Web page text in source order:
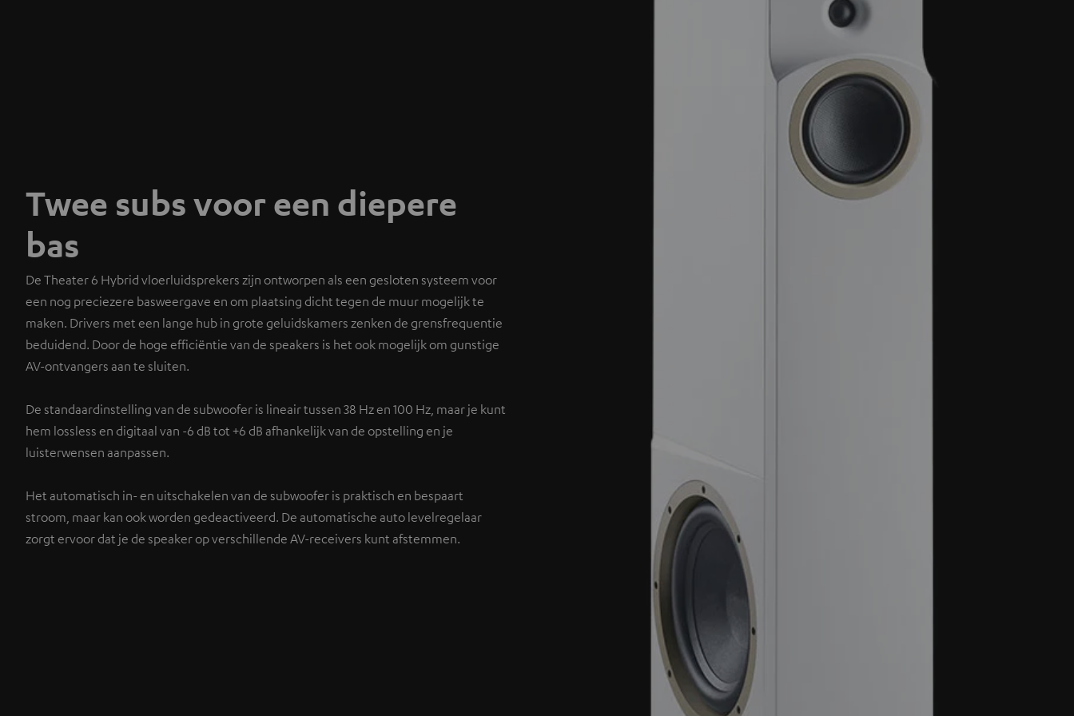
Twee subs voor een diepere
bas
De Theater 6 Hybrid vloerluidsprekers zijn ontworpen als een gesloten systeem voor
een nog preciezere basweergave en om plaatsing dicht tegen de muur mogelijk te
maken. Drivers met een lange hub in grote geluidskamers zenken de grensfrequentie
beduidend. Door de hoge efficiëntie van de speakers is het ook mogelijk om gunstige
AV-ontvangers aan te sluiten.
De standaardinstelling van de subwoofer is lineair tussen 38 Hz en 100 Hz, maar je kunt
hem lossless en digitaal van -6 dB tot +6 dB afhankelijk van de opstelling en je
luisterwensen aanpassen.
Het automatisch in- en uitschakelen van de subwoofer is praktisch en bespaart
stroom, maar kan ook worden gedeactiveerd. De automatische auto levelregelaar
zorgt ervoor dat je de speaker op verschillende AV-receivers kunt afstemmen.